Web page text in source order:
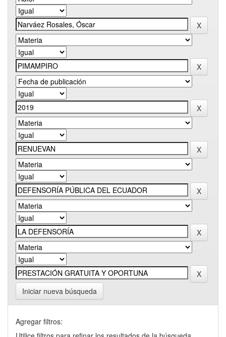
Iniciar nueva búsqueda
Agregar filtros: